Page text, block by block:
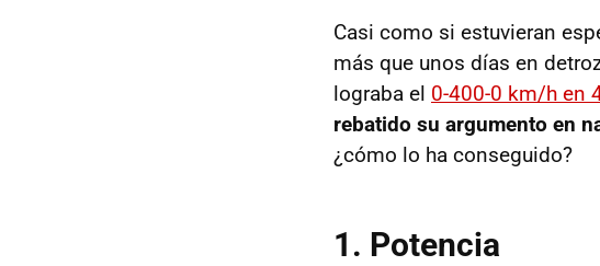
Casi como si estuvieran
más que unos días en
lograba el 0-400-0 km/h en
rebatido su argumento en
¿cómo lo ha conseguido?
1. Potencia